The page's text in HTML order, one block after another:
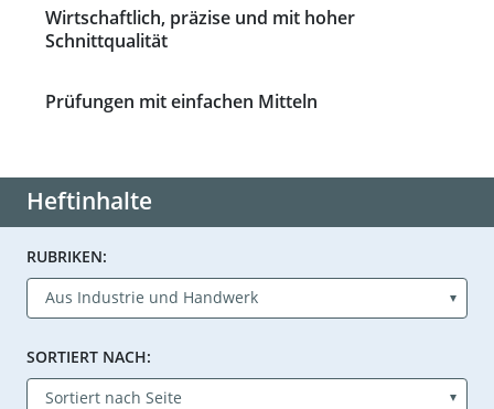
Wirtschaftlich, präzise und mit hoher
Schnittqualität
Prüfungen mit einfachen Mitteln
Heftinhalte
RUBRIKEN:
SORTIERT NACH: